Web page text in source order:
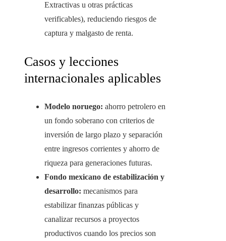
Extractivas u otras prácticas
verificables), reduciendo riesgos de
captura y malgasto de renta.
Casos y lecciones
internacionales aplicables
Modelo noruego: ahorro petrolero en
un fondo soberano con criterios de
inversión de largo plazo y separación
entre ingresos corrientes y ahorro de
riqueza para generaciones futuras.
Fondo mexicano de estabilización y
desarrollo: mecanismos para
estabilizar finanzas públicas y
canalizar recursos a proyectos
productivos cuando los precios son